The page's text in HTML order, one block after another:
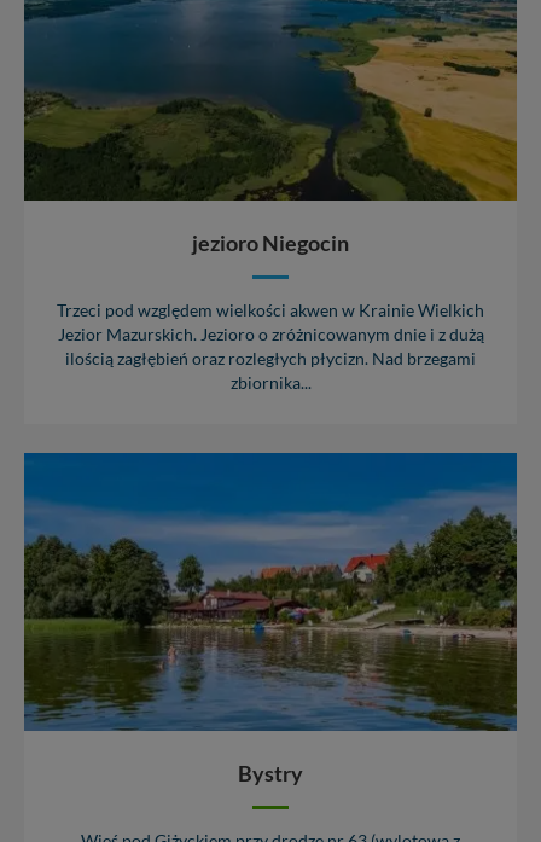
jezioro Niegocin
Trzeci pod względem wielkości akwen w Krainie Wielkich
Jezior Mazurskich. Jezioro o zróżnicowanym dnie i z dużą
ilością zagłębień oraz rozległych płycizn. Nad brzegami
zbiornika...
Bystry